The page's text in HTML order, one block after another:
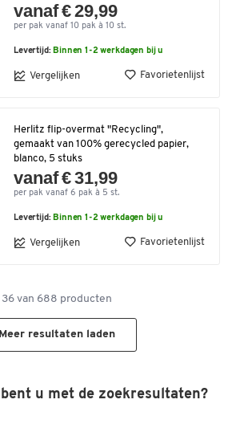
vanaf € 29,99
per pak vanaf 10 pak à 10 st.
Levertijd: Binnen 1-2 werkdagen bij u
Vergelijken Favorietenlijst
Herlitz flip-overmat "Recycling",
gemaakt van 100% gerecycled papier,
blanco, 5 stuks
vanaf € 31,99
per pak vanaf 6 pak à 5 st.
Levertijd: Binnen 1-2 werkdagen bij u
Vergelijken Favorietenlijst
36 van 688 producten
Meer resultaten laden
u met de zoekresultaten?